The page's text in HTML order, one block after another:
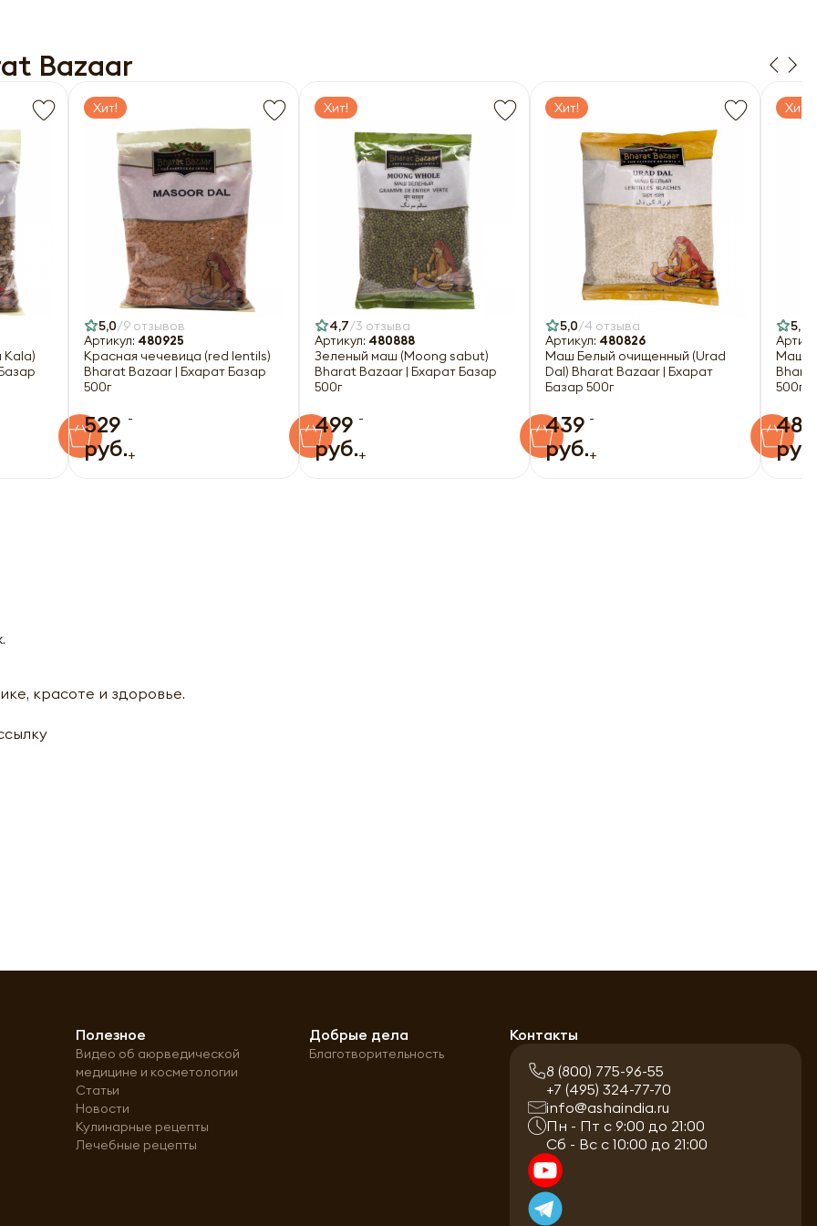
Bazaar
Kala)
Хит!
5,0 9 отзывов
Артикул: 480925
Красная чечевица (red lentils)
Bharat Bazaar | Бхарат Базар
500г
529
руб.
-
+
Хит!
4,7 3 отзыва
Артикул: 480888
Зеленый маш (Moong sabut)
Bharat Bazaar | Бхарат Базар
500г
499
руб.
-
+
Хит!
5,0 4 отзыва
Артикул: 480826
Маш Белый очищенный (Urad
Dal) Bharat Bazaar | Бхарат
Базар 500г
439
руб.
-
+
Хит!
5,0
Маш
500г
489
красоте и здоровье.
Полезное
Видео об аюрведической
медицине и косметологии
Статьи
Новости
Кулинарные рецепты
Лечебные рецепты
Добрые дела
Благотворительность
Контакты
8 (800) 775-96-55
+7 (495) 324-77-70
info@ashaindia.ru
Пн - Пт с 9:00 до 21:00
Сб - Вс с 10:00 до 21:00